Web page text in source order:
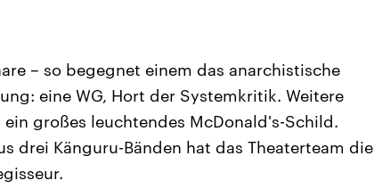
– so begegnet einem das anarchistische
eine WG, Hort der Systemkritik. Weitere
großes leuchtendes McDonald's-Schild.
drei Känguru-Bänden hat das Theaterteam die